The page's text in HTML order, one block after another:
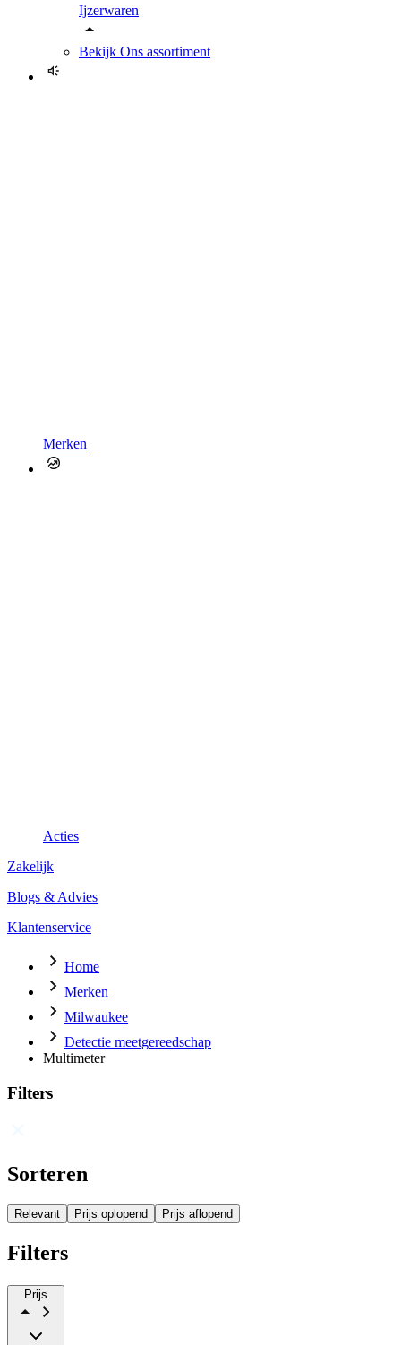
Ijzerwaren
Bekijk Ons assortiment
Merken
Acties
Zakelijk
Blogs & Advies
Klantenservice
Home
Merken
Milwaukee
Detectie meetgereedschap
Multimeter
Filters
Sorteren
Relevant Prijs oplopend Prijs aflopend
Filters
Prijs